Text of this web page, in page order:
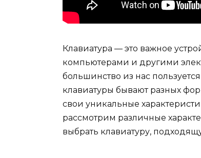
Клавиатура — это важное
компьютерами и другими
большинство из нас
клавиатуры бывают разных
свои уникальные
рассмотрим различные
выбрать клавиатуру,